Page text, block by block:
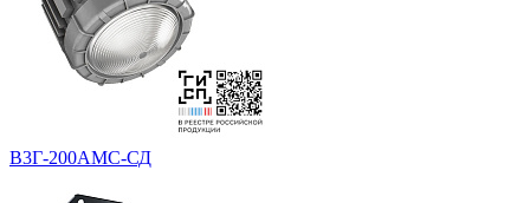
В3Г-200АМС-СД